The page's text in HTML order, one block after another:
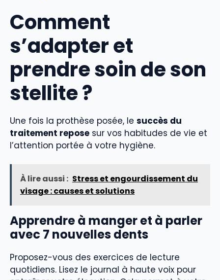
Comment
s’adapter et
prendre soin de son
stellite ?
Une fois la prothèse posée, le succès du
traitement repose sur vos habitudes de vie et
l’attention portée à votre hygiène.
À lire aussi : Stress et engourdissement du
visage : causes et solutions
Apprendre à manger et à parler
avec 7 nouvelles dents
Proposez-vous des exercices de lecture
quotidiens. Lisez le journal à haute voix pour